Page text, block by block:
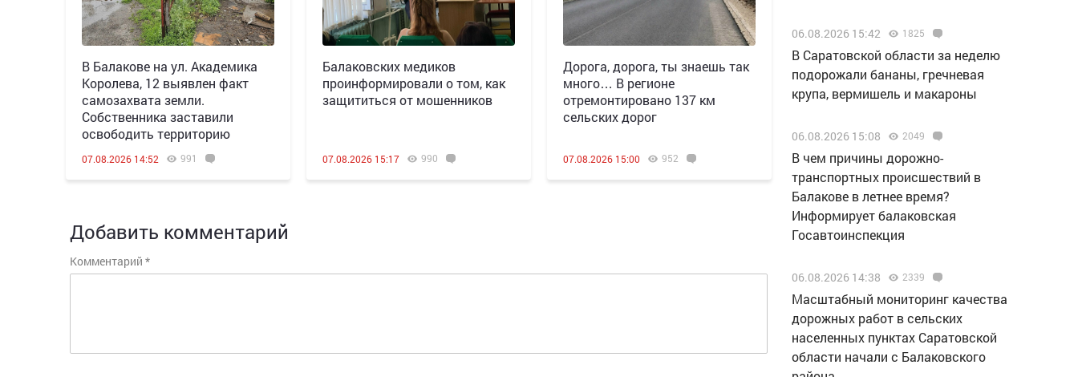
В Балакове на ул. Академика
Королева, 12 выявлен факт
самозахвата земли.
Собственника заставили
освободить территорию
07.08.2026 14:52 991
Балаковских медиков
проинформировали о том, как
защититься от мошенников
07.08.2026 15:17 990
Дорога, дорога, ты знаешь так
много… В регионе
отремонтировано 137 км
сельских дорог
07.08.2026 15:00 952
Добавить комментарий
Комментарий *
06.08.2026 15:42 1825
В Саратовской области за неделю
подорожали бананы, гречневая
крупа, вермишель и макароны
06.08.2026 15:08 2049
В чем причины дорожно-
транспортных происшествий в
Балакове в летнее время?
Информирует балаковская
Госавтоинспекция
06.08.2026 14:38 2339
Масштабный мониторинг качества
дорожных работ в сельских
населенных пунктах Саратовской
области начали с Балаковского